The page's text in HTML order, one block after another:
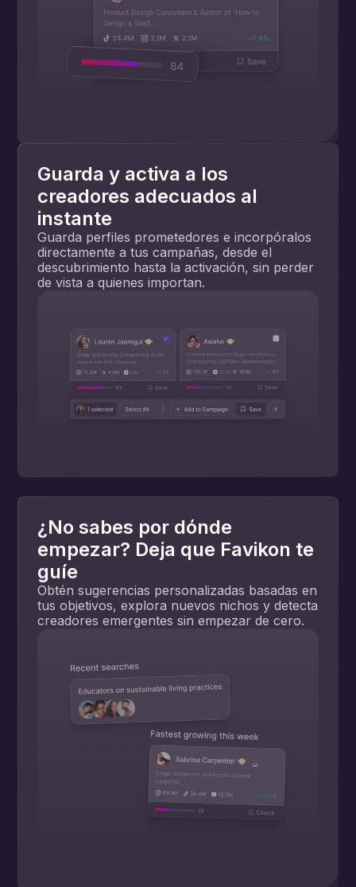
Guarda y activa a los
creadores adecuados al
instante
Guarda perfiles prometedores e incorpóralos
directamente a tus campañas, desde el
descubrimiento hasta la activación, sin perder
de vista a quienes importan.
¿No sabes por dónde
empezar? Deja que Favikon te
guíe
Obtén sugerencias personalizadas basadas en
tus objetivos, explora nuevos nichos y detecta
creadores emergentes sin empezar de cero.